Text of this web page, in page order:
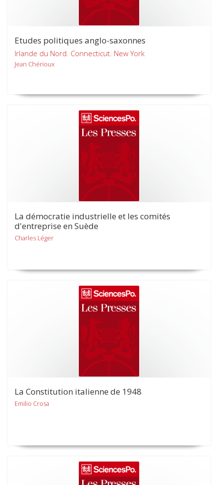
Etudes politiques anglo-saxonnes
Irlande du Nord. Connecticut. New York
Jean Chérioux
La démocratie industrielle et les comités
d'entreprise en Suède
Charles Léger
La Constitution italienne de 1948
Emilio Crosa